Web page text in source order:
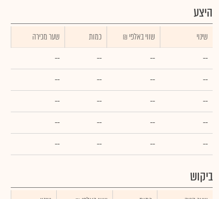
היצע
שינוי ₪ שווי באלפי כמות
שער מכירה
--
--
--
--
--
--
--
--
--
--
--
--
--
--
--
--
--
--
--
--
ביקוש